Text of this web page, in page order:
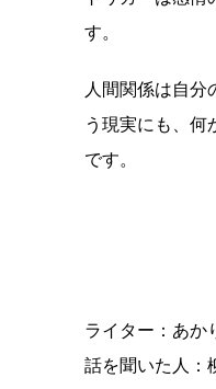
す。
人間関係は自分
う現実にも、
です。
ライター：あ
話を聞いた人：